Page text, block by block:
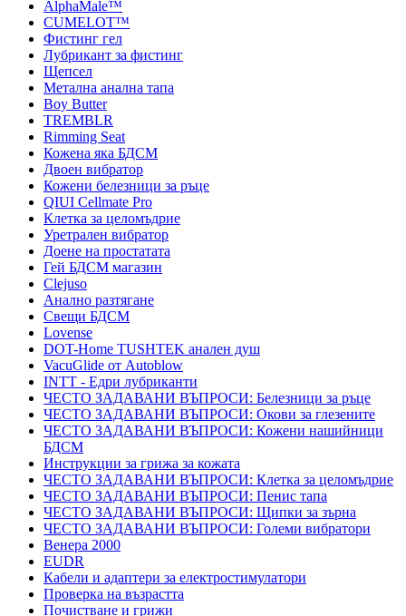
AlphaMale™
CUMELOT™
Фистинг гел
Лубрикант за фистинг
Щепсел
Метална анална тапа
Boy Butter
TREMBLR
Rimming Seat
Кожена яка БДСМ
Двоен вибратор
Кожени белезници за ръце
QIUI Cellmate Pro
Клетка за целомъдрие
Уретрален вибратор
Доене на простатата
Гей БДСМ магазин
Clejuso
Анално разтягане
Свещи БДСМ
Lovense
DOT-Home TUSHTEK анален душ
VacuGlide от Autoblow
INTT - Едри лубриканти
ЧЕСТО ЗАДАВАНИ ВЪПРОСИ: Белезници за ръце
ЧЕСТО ЗАДАВАНИ ВЪПРОСИ: Окови за глезените
ЧЕСТО ЗАДАВАНИ ВЪПРОСИ: Кожени нашийници
БДСМ
Инструкции за грижа за кожата
ЧЕСТО ЗАДАВАНИ ВЪПРОСИ: Клетка за целомъдрие
ЧЕСТО ЗАДАВАНИ ВЪПРОСИ: Пенис тапа
ЧЕСТО ЗАДАВАНИ ВЪПРОСИ: Щипки за зърна
ЧЕСТО ЗАДАВАНИ ВЪПРОСИ: Големи вибратори
Венера 2000
EUDR
Кабели и адаптери за електростимулатори
Проверка на възрастта
Почистване и грижи